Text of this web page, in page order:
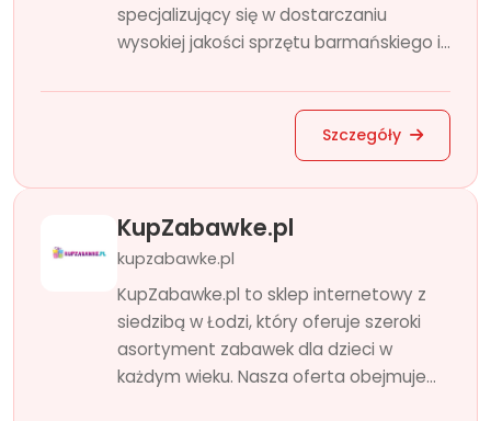
specjalizujący się w dostarczaniu
wysokiej jakości sprzętu barmańskiego i...
Szczegóły
KupZabawke.pl
kupzabawke.pl
KupZabawke.pl to sklep internetowy z
siedzibą w Łodzi, który oferuje szeroki
asortyment zabawek dla dzieci w
każdym wieku. Nasza oferta obejmuje...